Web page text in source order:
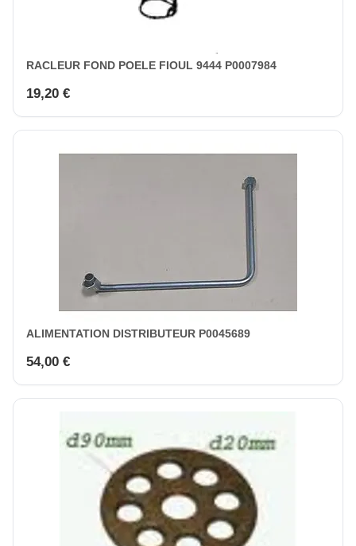
RACLEUR FOND POELE FIOUL 9444 P0007984
19,20 €
ALIMENTATION DISTRIBUTEUR P0045689
54,00 €